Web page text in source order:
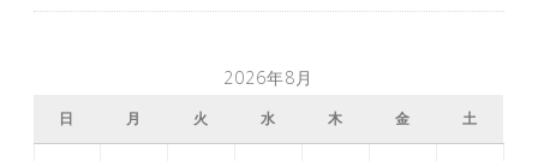
2026年8月
日 月 火 水 木 金 土